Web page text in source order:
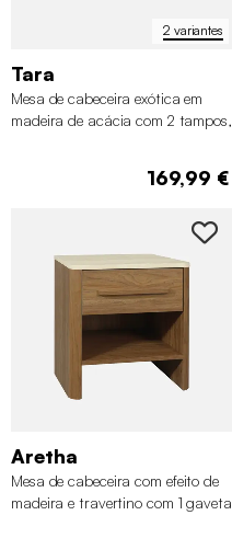
2 variantes
Tara
Mesa de cabeceira exótica em
madeira de acácia com 2 tampos,
169,99 €
Aretha
Mesa de cabeceira com efeito de
madeira e travertino com 1 gaveta